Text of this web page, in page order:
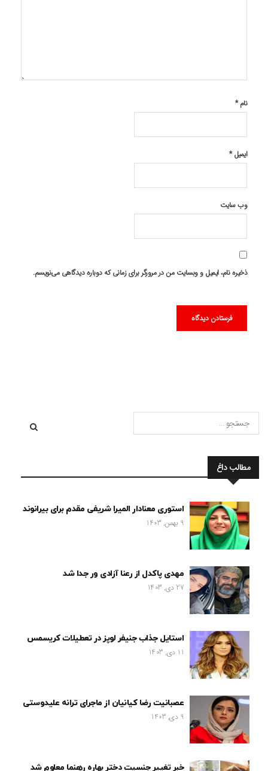
نام*
ایمیل*
وب‌ سایت
ذخیره نام، ایمیل و وبسایت من در مرورگر برای زمانی که دوباره دیدگاهی می‌نویسم.
مطالب داغ
استوری معنادار المیرا شریفی مقدم برای بیرانوند
9 بهمن, 1403
مهدی پاکدل از رعنا آزادی ور جدا شد
27 دی, 1403
استایل جذاب جنیفر لوپز در تعطیلات کریسمس
11 دی, 1403
عصبانیت رضا کیانیان از ماجرای ترانه علیدوستی
9 دی, 1403
خبر تغییر جنسیت دختر بهاره رهنما معلوم شد